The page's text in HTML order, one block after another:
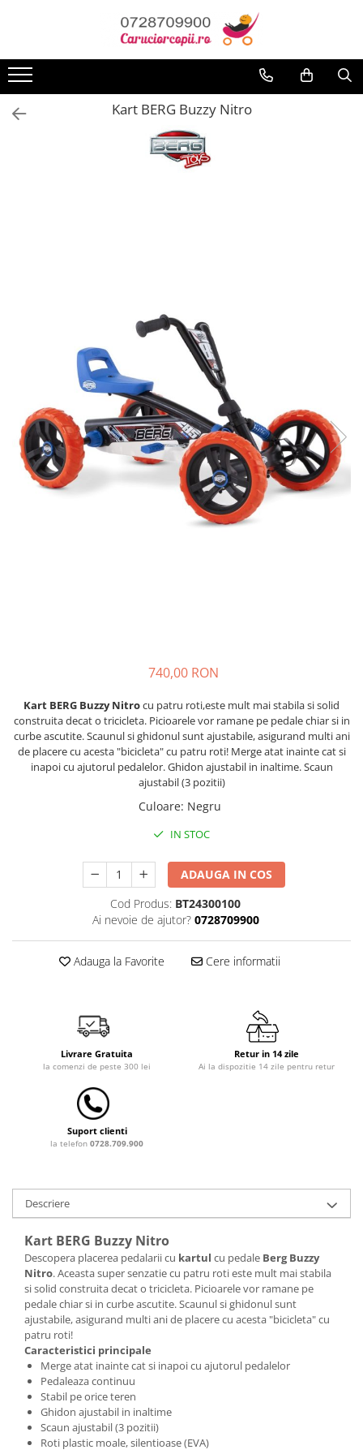
Carucioare copii
Carucioare sport copii
Accesorii diverse carucioare
Scaune auto copii
Scaune auto copii de la nastere
Scaune auto 9 kg +
Scaune auto 15 kg +
Inaltatoare auto copii
Scaune auto ISOFIX
Saltele mici
Saltele de la 120 x 60 cm
Saltele de la 140 x 70 cm
Saltele 127 x 63 cm
Saltele de la 160 x 80 cm
Lenjerii patut 120 x 60 cm
Lenjerii patut 140 x 70 cm
Lenjerie patuturi tineret
Baldachin patut
Paturici copii
Perne copii si mamici
Patut pliant copii
Tarc de joaca copii
Bariere si protectie laterala pat
Bariere de protectie pat
Porti de siguranta
Costum carnaval copii
Covoare copii
Dulap si cutii depozitare jucarii
Fotolii copii
Lampi de veghe
Mobilier Birou
Sac de dormit copii
Sac de dormit 60 cm
Sac de dormit 70 cm
Sac de dormit 80 cm
Sac de dormit 90 cm
Kart BERG Buzzy Nitro
740,00 RON
Kart BERG Buzzy Nitrocu patru roti,este mult mai stabila si solid
construita decat o tricicleta. Picioarele vor ramane pe pedale chiar si in
curbe ascutite. Scaunul si ghidonul sunt ajustabile, asigurand multi ani
de placere cu acesta "bicicleta" cu patru roti! Merge atat inainte cat si
inapoi cu ajutorul pedalelor. Ghidon ajustabil in inaltime. Scaun
ajustabil (3 pozitii)
Culoare: Negru
IN STOC
ADAUGA IN COS
Cod Produs: BT24300100
Ai nevoie de ajutor? 0728709900
Adauga la Favorite Cere informatii
Livrare Gratuita
la comenzi de peste 300 lei
Retur in 14 zile
Ai la dispozitie 14 zile pentru retur
Suport clienti
la telefon 0728.709.900
Descriere
Kart BERG Buzzy Nitro
Descopera placerea pedalarii cu kartul cu pedale Berg Buzzy
Nitro. Aceasta super senzatie cu patru roti este mult mai stabila
si solid construita decat o tricicleta. Picioarele vor ramane pe
pedale chiar si in curbe ascutite. Scaunul si ghidonul sunt
ajustabile, asigurand multi ani de placere cu acesta "bicicleta" cu
patru roti!
Caracteristici principale
Merge atat inainte cat si inapoi cu ajutorul pedalelor
Pedaleaza continuu
Stabil pe orice teren
Ghidon ajustabil in inaltime
Scaun ajustabil (3 pozitii)
Roti plastic moale, silentioase (EVA)